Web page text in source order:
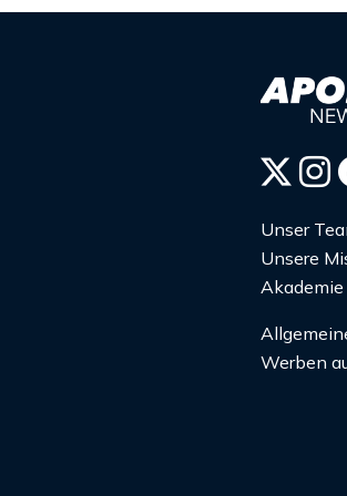
Unser
Unsere
Akademie
Werben